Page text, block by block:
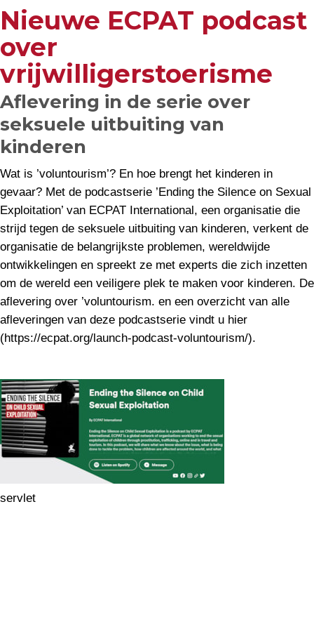
Nieuwe ECPAT podcast
over
vrijwilligerstoerisme
Aflevering in de serie over
seksuele uitbuiting van
kinderen
Wat is ’voluntourism’? En hoe brengt het kinderen in
gevaar? Met de podcastserie ’Ending the Silence on Sexual
Exploitation’ van ECPAT International, een organisatie die
strijd tegen de seksuele uitbuiting van kinderen, verkent de
organisatie de belangrijkste problemen, wereldwijde
ontwikkelingen en spreekt ze met experts die zich inzetten
om de wereld een veiligere plek te maken voor kinderen. De
aflevering over ’voluntourism. en een overzicht van alle
afleveringen van deze podcastserie vindt u hier
(https://ecpat.org/launch-podcast-voluntourism/).
servlet